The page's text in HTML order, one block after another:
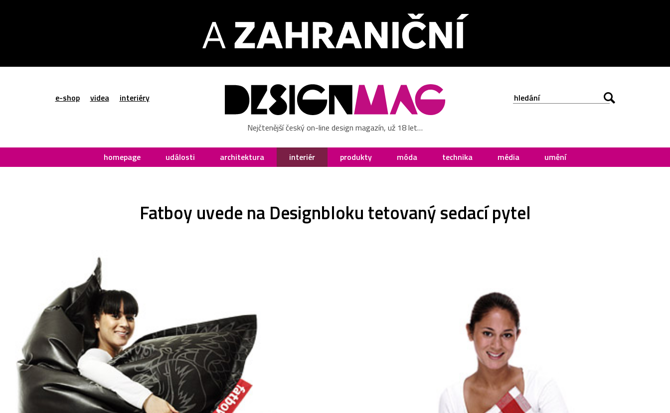
e-shop videa interiéry
Nejčtenější český on-line design magazín, už 18 let…
homepage události architektura interiér produkty móda technika média umění
Fatboy uvede na Designbloku tetovaný sedací pytel